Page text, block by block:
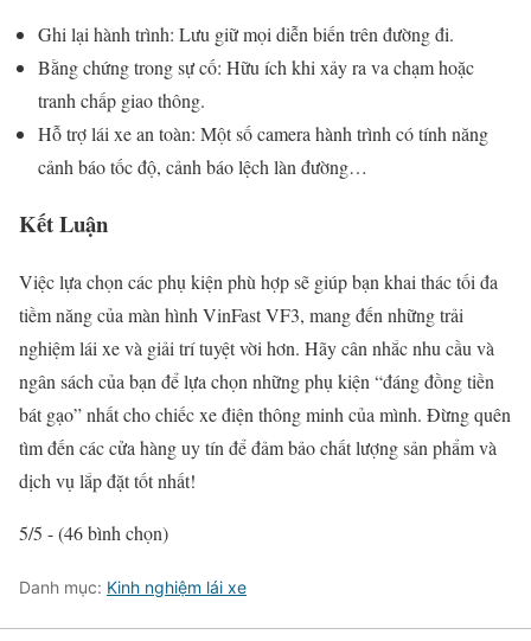
Ghi lại hành trình: Lưu giữ mọi diễn biến trên đường đi.
Bằng chứng trong sự cố: Hữu ích khi xảy ra va chạm hoặc
tranh chấp giao thông.
Hỗ trợ lái xe an toàn: Một số camera hành trình có tính năng
cảnh báo tốc độ, cảnh báo lệch làn đường…
Kết Luận
Việc lựa chọn các phụ kiện phù hợp sẽ giúp bạn khai thác tối đa
tiềm năng của màn hình VinFast VF3, mang đến những trải
nghiệm lái xe và giải trí tuyệt vời hơn. Hãy cân nhắc nhu cầu và
ngân sách của bạn để lựa chọn những phụ kiện “đáng đồng tiền
bát gạo” nhất cho chiếc xe điện thông minh của mình. Đừng quên
tìm đến các cửa hàng uy tín để đảm bảo chất lượng sản phẩm và
dịch vụ lắp đặt tốt nhất!
5/5 - (46 bình chọn)
Danh mục: Kinh nghiệm lái xe